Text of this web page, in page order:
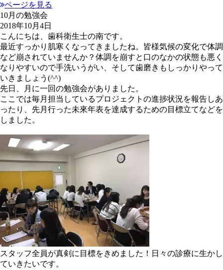
ページを見る
10月の勉強会
2018年10月4日
こんにちは、歯科衛生士の南です。
最近すっかり肌寒くなってきましたね。皆様気候の変化で体調
など崩されていませんか？体調を崩すと口のなかの状態も悪く
なりやすいので手洗いうがい、そして歯磨きもしっかりやって
いきましょう(^^)
先日、月に一回の勉強会がありました。
ここでは毎月担当しているプロジェクトの進捗状況を報告しあ
ったり、先月行った未來年表を達成するための目標立てなどを
しました。
スタッフ全員が真剣に目標をきめました！日々の診療に生かし
ていきたいです。